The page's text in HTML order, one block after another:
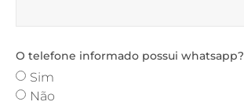
O telefone informado possui whatsapp?
Sim
Não